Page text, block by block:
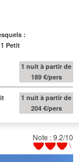
:
Petit
1 nuit à partir de
189 €/pers
1 nuit à partir de
204 €/pers
Note : 9.2/10